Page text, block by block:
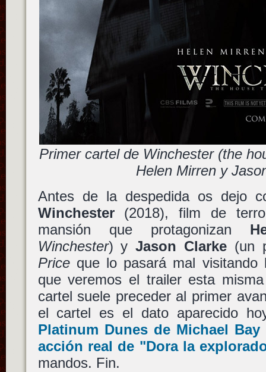
Primer cartel de Winchester (the
Helen Mirren y
Antes de la despedida os dejo
Winchester(2018), film de
mansión que protagonizan
Winchester) yJason Clarke (un
Priceque lo pasará mal visitando
que veremos el trailer esta
cartel suele preceder al primer
el cartel es el dato aparecido
Platinum Dunesde Michael Bay
acción real de "Dora la
mandos. Fin.